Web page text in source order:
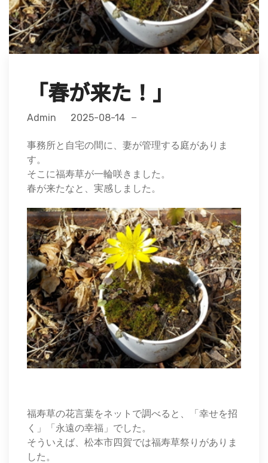
「春が来た！」
Admin 2025-08-14
事務所と自宅の間に、妻が管理する庭がありま
す。
そこに福寿草が一輪咲きました。
春が来たなと、実感しました。
福寿草の花言葉をネットで調べると、「幸せを招
く」「永遠の幸福」でした。
そういえば、松本市四賀では福寿草祭りがありま
した。